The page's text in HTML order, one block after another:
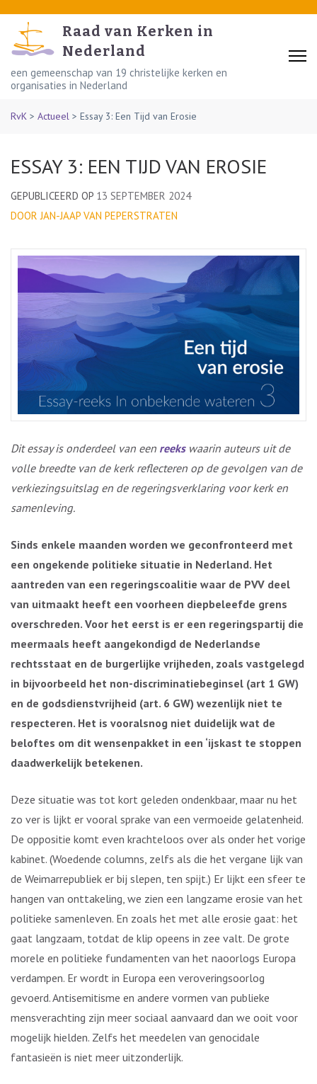
content
(Press
Enter)
Raad van Kerken in
Nederland
een gemeenschap van 19 christelijke kerken en
organisaties in Nederland
RvK > Actueel > Essay 3: Een Tijd van Erosie
ESSAY 3: EEN TIJD VAN EROSIE
GEPUBLICEERD OP 13 SEPTEMBER 2024
DOOR JAN-JAAP VAN PEPERSTRATEN
Dit essay is onderdeel van een reekswaarin auteurs uit de
volle breedte van de kerk reflecteren op de gevolgen van de
verkiezingsuitslag en de regeringsverklaring voor kerk en
samenleving.
Sinds enkele maanden worden we geconfronteerd met
een ongekende politieke situatie in Nederland. Het
aantreden van een regeringscoalitie waar de PVV deel
van uitmaakt heeft een voorheen diepbeleefde grens
overschreden. Voor het eerst is er een regeringspartij die
meermaals heeft aangekondigd de Nederlandse
rechtsstaat en de burgerlijke vrijheden, zoals vastgelegd
in bijvoorbeeld het non-discriminatiebeginsel (art 1 GW)
en de godsdienstvrijheid (art. 6 GW) wezenlijk niet te
respecteren. Het is vooralsnog niet duidelijk wat de
beloftes om dit wensenpakket in een ‘ijskast te stoppen
daadwerkelijk betekenen.
Deze situatie was tot kort geleden ondenkbaar, maar nu het
zo ver is lijkt er vooral sprake van een vermoeide gelatenheid.
De oppositie komt even krachteloos over als onder het vorige
kabinet. (Woedende columns, zelfs als die het vergane lijk van
de Weimarrepubliek er bij slepen, ten spijt.) Er lijkt een sfeer te
hangen van onttakeling, we zien een langzame erosie van het
politieke samenleven. En zoals het met alle erosie gaat: het
gaat langzaam, totdat de klip opeens in zee valt. De grote
morele en politieke fundamenten van het naoorlogs Europa
verdampen. Er wordt in Europa een veroveringsoorlog
gevoerd. Antisemitisme en andere vormen van publieke
mensverachting zijn meer sociaal aanvaard dan we ooit voor
mogelijk hielden. Zelfs het meedelen van genocidale
fantasieën is niet meer uitzonderlijk.